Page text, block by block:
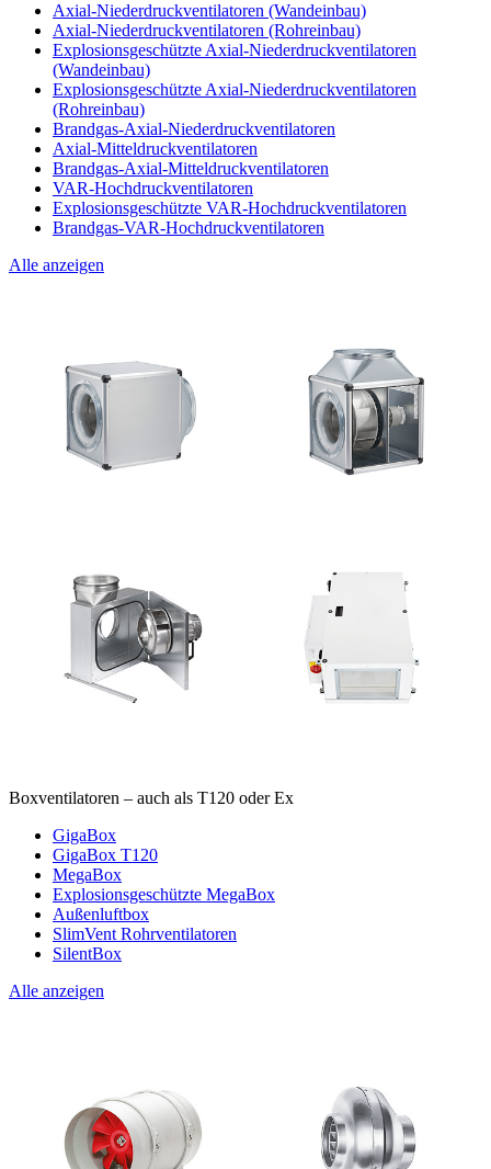
Axial-Niederdruckventilatoren (Wandeinbau)
Axial-Niederdruckventilatoren (Rohreinbau)
Explosionsgeschützte Axial-Niederdruckventilatoren
(Wandeinbau)
Explosionsgeschützte Axial-Niederdruckventilatoren
(Rohreinbau)
Brandgas-Axial-Niederdruckventilatoren
Axial-Mitteldruckventilatoren
Brandgas-Axial-Mitteldruckventilatoren
VAR-Hochdruckventilatoren
Explosionsgeschützte VAR-Hochdruckventilatoren
Brandgas-VAR-Hochdruckventilatoren
Alle anzeigen
Boxventilatoren – auch als T120 oder Ex
GigaBox
GigaBox T120
MegaBox
Explosionsgeschützte MegaBox
Außenluftbox
SlimVent Rohrventilatoren
SilentBox
Alle anzeigen